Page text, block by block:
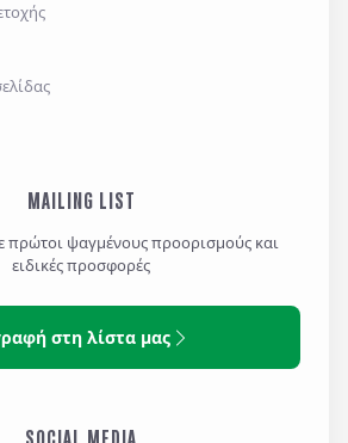
MAILING LIST
πρώτοι ψαγμένους προορισμούς και
ειδικές προσφορές
στη λίστα μας